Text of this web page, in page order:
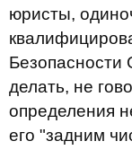
юристы,
Безопасности
делать, не
определения
его "задним